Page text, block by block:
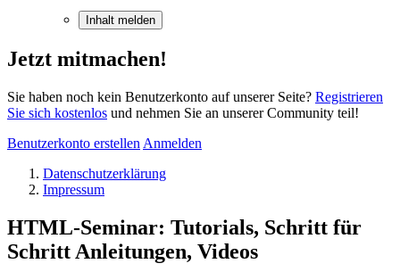
Inhalt melden
Jetzt mitmachen!
Sie haben noch kein Benutzerkonto auf unserer Seite? Registrieren
Sie sich kostenlos und nehmen Sie an unserer Community teil!
Benutzerkonto erstellen Anmelden
Datenschutzerklärung
Impressum
HTML-Seminar: Tutorials, Schritt für
Schritt Anleitungen, Videos